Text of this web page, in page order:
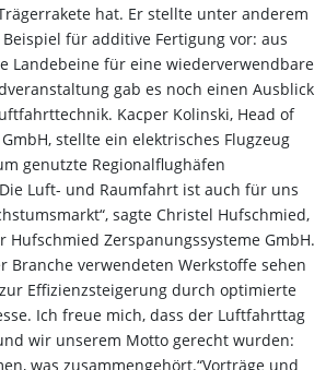
hat. Er stellte unter anderem
für additive Fertigung vor: aus
Landebeine für eine wiederverwendbare
gab es noch einen Ausblick
Kacper Kolinski, Head of
stellte ein elektrisches Flugzeug
genutzte Regionalflughäfen
Luft- und Raumfahrt ist auch für uns
sagte Christel Hufschmied,
Zerspanungssysteme GmbH.
Branche verwendeten Werkstoffe sehen
Effizienzsteigerung durch optimierte
Ich freue mich, dass der Luftfahrttag
wir unserem Motto gerecht wurden:
was zusammengehört.“Vorträge und